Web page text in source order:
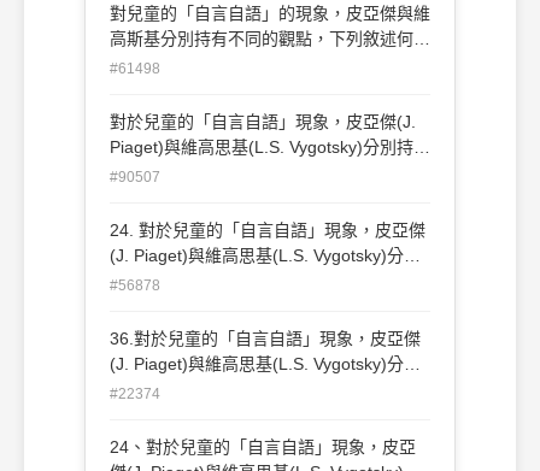
助兒童計劃與調整行為 (B) 維高思基(L.
Vygotsky)主張此為私我的語言 (C) 皮亞傑
對兒童的「自言自語」的現象，皮亞傑與維
高斯基分別持有不同的觀點，下列敘述何者
正確? (A)維高斯基認為此種語言幫助兒童
的語言 (C)皮亞傑指出這是具體運思期的兒
童常出現的行為 (D)皮亞傑用此說明兒童的
#61498
對於兒童的「自言自語」現象，皮亞傑(J.
Piaget)與維高思基(L.S. Vygotsky)分別持有
不同的觀點，下列的描述何者不正確? (A)
兒童計劃與調整行為 (B)維高思基(L.S.
Vygotsky)主張此為私我的語言 (C)皮亞傑
#90507
24. 對於兒童的「自言自語」現象，皮亞傑
(J. Piaget)與維高思基(L.S. Vygotsky)分別
持有不同的觀點，下列的描述何者不正確?
幫助兒童計劃與調整行為 (B)維高思基(L.S.
Vygotsky)主張此為私我的語言 (C)皮亞傑
#56878
36.對於兒童的「自言自語」現象，皮亞傑
(J. Piaget)與維高思基(L.S. Vygotsky)分別
持有不同的觀點，下列的描述何者不正確？
幫助兒童計劃與調整行為(B)維高思基(L.S.
Vygotsky)主張此為私我的語言(C)皮亞傑(J.
#22374
24、對於兒童的「自言自語」現象，皮亞